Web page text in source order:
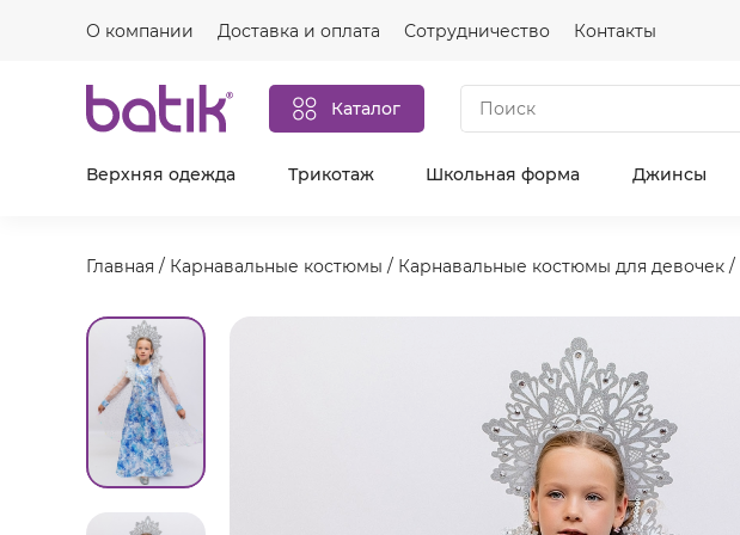
О компании Доставка и оплата Сотрудничество Контакты
Каталог
Верхняя одежда Трикотаж Школьная форма Джинсы
Главная / Карнавальные костюмы / Карнавальные костюмы для девочек /